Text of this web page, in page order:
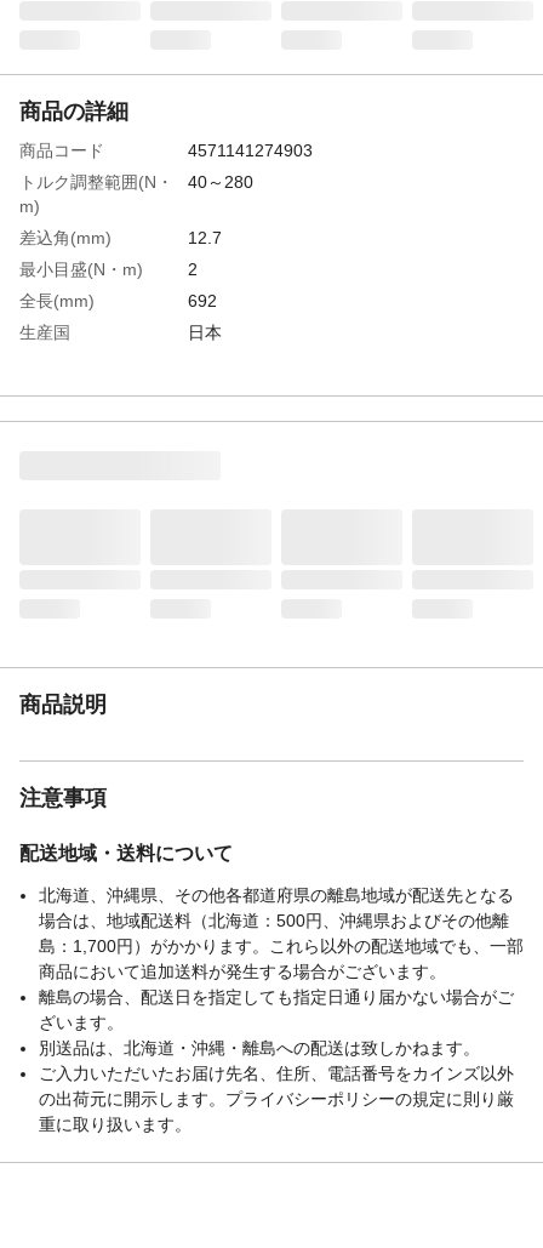
商品の詳細
商品コード
4571141274903
トルク調整範囲(N・
m)
40～280
差込角(mm)
12.7
最小目盛(N・m)
2
全長(mm)
692
生産国
日本
商品説明
注意事項
配送地域・送料について
北海道、沖縄県、その他各都道府県の離島地域が配送先となる
場合は、地域配送料（北海道：500円、沖縄県およびその他離
島：1,700円）がかかります。これら以外の配送地域でも、一部
商品において追加送料が発生する場合がございます。
離島の場合、配送日を指定しても指定日通り届かない場合がご
ざいます。
別送品は、北海道・沖縄・離島への配送は致しかねます。
ご入力いただいたお届け先名、住所、電話番号をカインズ以外
の出荷元に開示します。プライバシーポリシーの規定に則り厳
重に取り扱います。